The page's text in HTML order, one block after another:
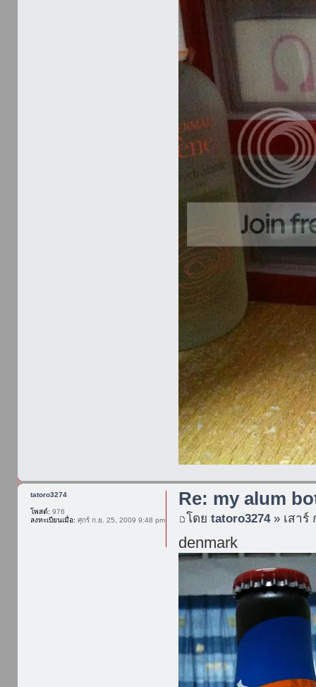
Re: my alum
โดยtatoro3274» เสาร์
denmark
tatoro3274
โพสต์: 976
ลงทะเบียนเมื่อ: ศุกร์ ก.ย. 25, 2009 9:48 pm